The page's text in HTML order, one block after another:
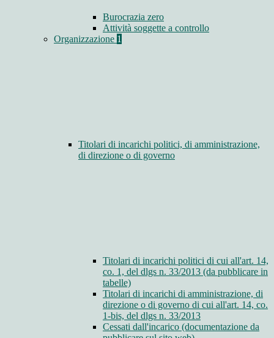
Burocrazia zero
Attività soggette a controllo
Organizzazione 1
Titolari di incarichi politici, di amministrazione,
di direzione o di governo
Titolari di incarichi politici di cui all'art. 14,
co. 1, del dlgs n. 33/2013 (da pubblicare in
tabelle)
Titolari di incarichi di amministrazione, di
direzione o di governo di cui all'art. 14, co.
1-bis, del dlgs n. 33/2013
Cessati dall'incarico (documentazione da